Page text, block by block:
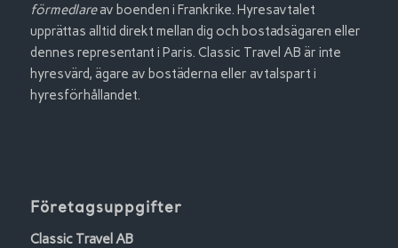
förmedlareav boenden i Frankrike. Hyresavtalet
upprättas alltid direkt mellan dig och bostadsägaren eller
dennes representant i Paris. Classic Travel AB är inte
hyresvärd, ägare av bostäderna eller avtalspart i
hyresförhållandet.
Företagsuppgifter
Classic Travel AB